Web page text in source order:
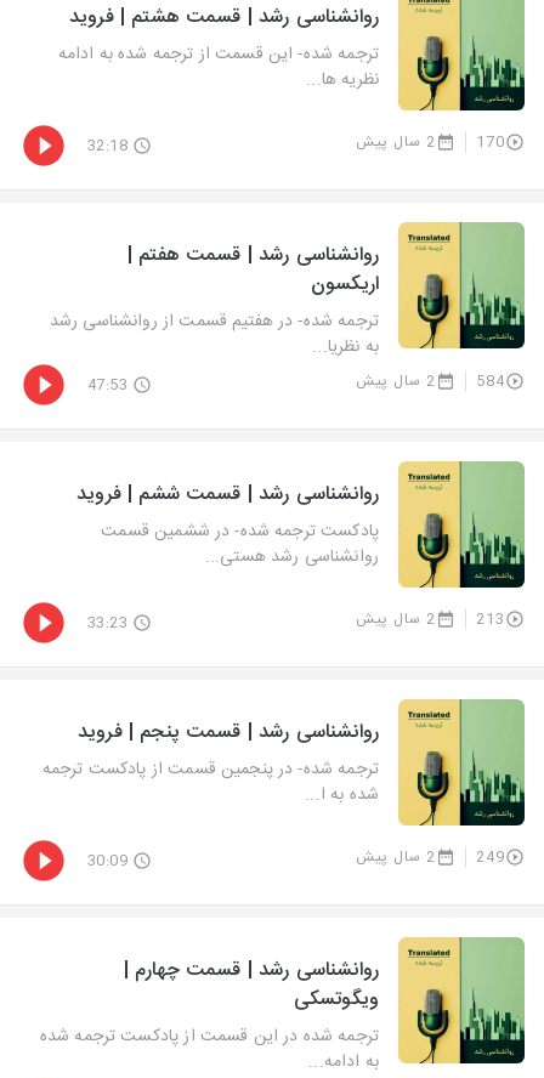
روانشناسی رشد | قسمت هشتم | فروید
ترجمه شده- این قسمت از ترجمه شده به ادامه
نظریه ها...
170 2 سال پیش 32:18
روانشناسی رشد | قسمت هفتم |
اریکسون
ترجمه شده- در هفتیم قسمت از روانشناسی رشد
به نظریا...
584 2 سال پیش 47:53
روانشناسی رشد | قسمت ششم | فروید
پادکست ترجمه شده- در ششمین قسمت
روانشناسی رشد هستی...
213 2 سال پیش 33:23
روانشناسی رشد | قسمت پنجم | فروید
ترجمه شده- در پنجمین قسمت از پادکست ترجمه
شده به ا...
249 2 سال پیش 30:09
روانشناسی رشد | قسمت چهارم |
ویگوتسکی
ترجمه شده در این قسمت از پادکست ترجمه شده
به ادامه...